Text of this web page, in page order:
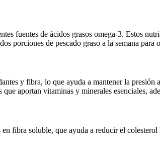
fuentes de ácidos grasos omega-3. Estos
porciones de pescado graso a la semana para
y fibra, lo que ayuda a mantener la presión
aportan vitaminas y minerales esenciales,
fibra soluble, que ayuda a reducir el